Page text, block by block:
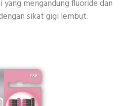
mengandung fluoride dan
sikat gigi lembut.